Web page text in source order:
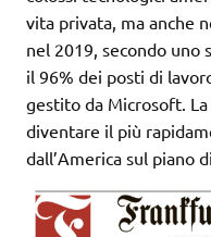
vita privata, ma anche
nel 2019, secondo uno
il 96% dei posti di
gestito da Microsoft.
diventare il più
dall’America sul piano